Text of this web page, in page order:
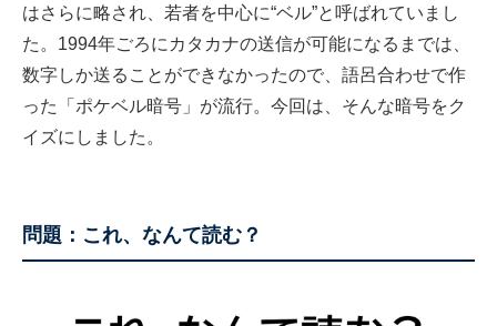
はさらに略され、若者を中心に“ベル”と呼ばれていまし
た。1994年ごろにカタカナの送信が可能になるまでは、
数字しか送ることができなかったので、語呂合わせで作
った「ポケベル暗号」が流行。今回は、そんな暗号をク
イズにしました。
問題：これ、なんて読む？